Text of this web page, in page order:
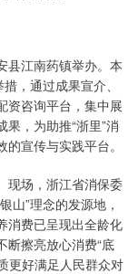
县江南药镇举办。本
，通过成果宣介、
资咨询平台，集中展
，为助推“浙里”消
宣传与实践平台。
现场，浙江省消保委
山”理念的发源地，
消费已呈现出全龄化
断擦亮放心消费“底
更好满足人民群众对
+0.57%